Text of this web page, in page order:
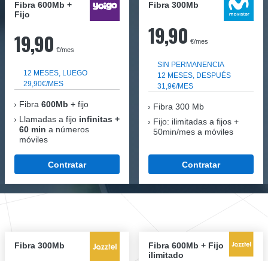
Fibra 600Mb +
Fijo
19,90 €/mes
12 MESES, LUEGO
29,90€/MES
Fibra 600Mb + fijo
Llamadas a fijo infinitas +
60 min a números
móviles
Contratar
Fibra 300Mb
19,90 €/mes
SIN PERMANENCIA
12 MESES, DESPUÉS
31,9€/MES
Fibra 300 Mb
Fijo: ilimitadas a fijos +
50min/mes a móviles
Contratar
Fibra 300Mb
Fibra 600Mb + Fijo
ilimitado